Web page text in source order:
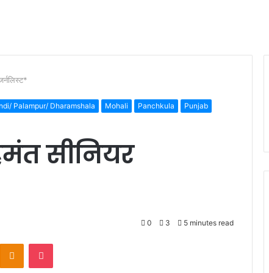
Palampur/ Dharamshala Mohali Panchkula
Punjab
सीनियर
0 3 5 minutes read
Odnoklassniki
Pocket